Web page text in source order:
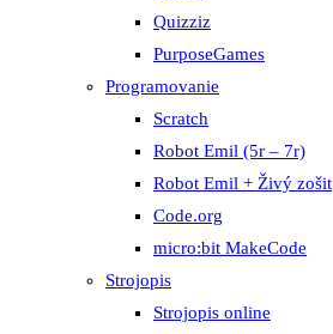
Quizziz
PurposeGames
Programovanie
Scratch
Robot Emil (5r – 7r)
Robot Emil + Živý zošit
Code.org
micro:bit MakeCode
Strojopis
Strojopis online